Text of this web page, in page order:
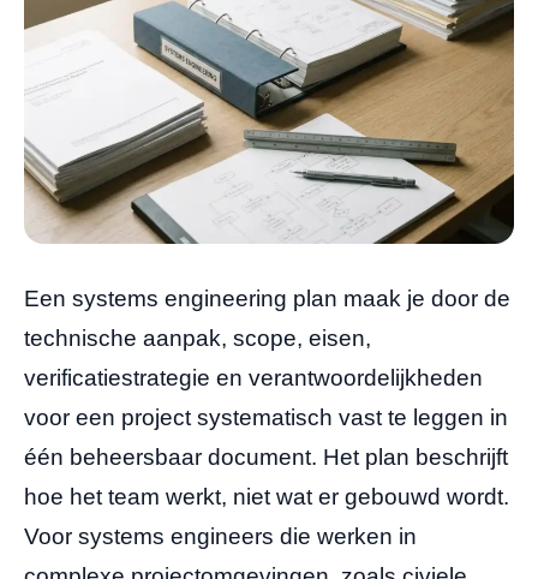
Een systems engineering plan maak je door de
technische aanpak, scope, eisen,
verificatiestrategie en verantwoordelijkheden
voor een project systematisch vast te leggen in
één beheersbaar document. Het plan beschrijft
hoe het team werkt, niet wat er gebouwd wordt.
Voor systems engineers die werken in